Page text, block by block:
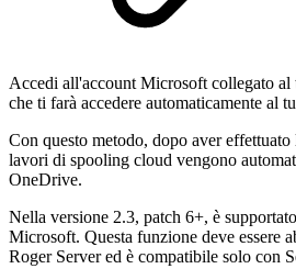
Accedi all'account Microsoft collegato
che ti farà accedere automaticamente al
Con questo metodo, dopo aver
lavori di spooling cloud vengono
OneDrive.
Nella versione 2.3, patch 6+, è supportato
Microsoft. Questa funzione deve essere
Roger Server ed è compatibile solo con